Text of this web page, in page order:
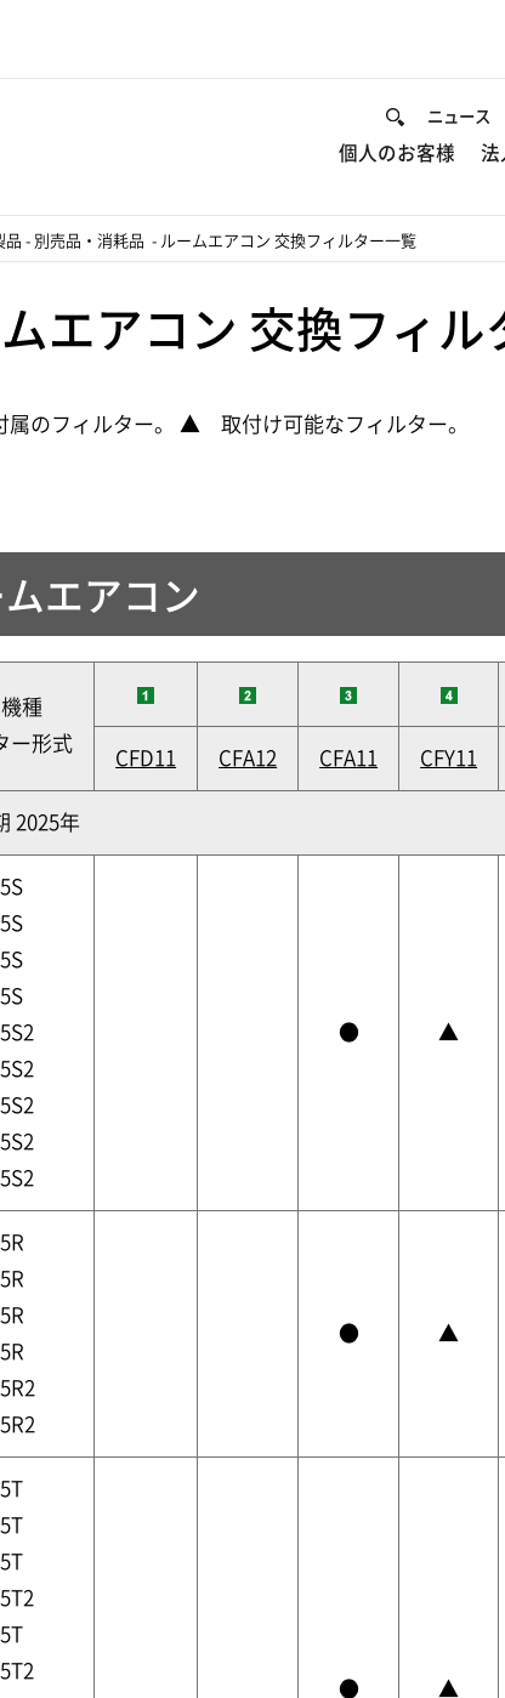
ニュース
個人のお客様 法
品 - 別売品・消耗品 - ルームエアコン 交換フィルター一覧
エアコン 交換フィル
のフィルター。 ▲ 取付け可能なフィルター。
ムエアコン
種
ー形式
CFD11 CFA12 CFA11 CFY11
2025年
● ▲
● ▲
● ▲